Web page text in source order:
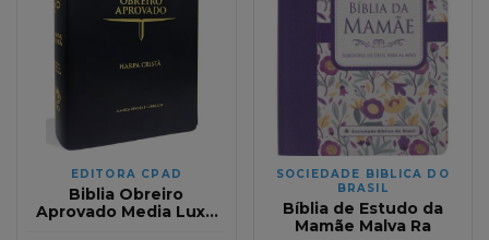
EDITORA CPAD
Biblia Obreiro
Aprovado Media Luxo
SOCIEDADE BIBLICA DO
BRASIL
Bíblia de Estudo da
Mamãe Malva Ra